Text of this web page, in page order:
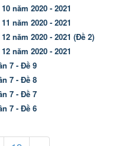
năm 2020 - 2021
năm 2020 - 2021
năm 2020 - 2021 (Đề 2)
năm 2020 - 2021
7 - Đề 9
7 - Đề 8
7 - Đề 7
7 - Đề 6